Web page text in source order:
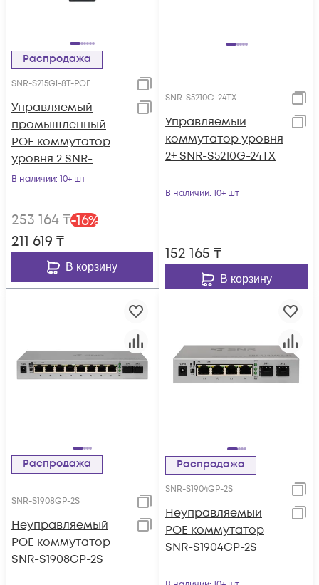
Распродажа
SNR-S215Gi-8T-POE
Управляемый
промышленный
POE коммутатор
уровня 2 SNR-
S215Gi-8T-POE
В наличии: 10+ шт
253 164₸-16%
211 619 ₸
В корзину
SNR-S5210G-24TX
Управляемый
коммутатор уровня
2+ SNR-S5210G-24TX
В наличии: 10+ шт
152 165 ₸
В корзину
Распродажа
SNR-S1908GP-2S
Неуправляемый
POE коммутатор
SNR-S1908GP-2S
Распродажа
SNR-S1904GP-2S
Неуправляемый
POE коммутатор
SNR-S1904GP-2S